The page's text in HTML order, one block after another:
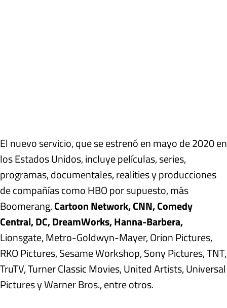
El nuevo servicio, que se estrenó en mayo de 2020 en
los Estados Unidos, incluye películas, series,
programas, documentales, realities y producciones
de compañías como HBO por supuesto, más
Boomerang,Cartoon Network, CNN, Comedy
Central, DC, DreamWorks, Hanna-Barbera,
Lionsgate, Metro-Goldwyn-Mayer, Orion Pictures,
RKO Pictures, Sesame Workshop, Sony Pictures, TNT,
TruTV, Turner Classic Movies, United Artists, Universal
Pictures y Warner Bros., entre otros.